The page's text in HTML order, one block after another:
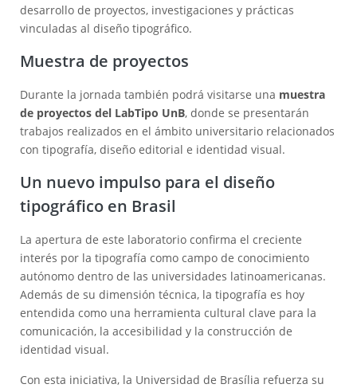
desarrollo de proyectos, investigaciones y prácticas
vinculadas al diseño tipográfico.
Muestra de proyectos
Durante la jornada también podrá visitarse una muestra
de proyectos del LabTipo UnB, donde se presentarán
trabajos realizados en el ámbito universitario relacionados
con tipografía, diseño editorial e identidad visual.
Un nuevo impulso para el diseño
tipográfico en Brasil
La apertura de este laboratorio confirma el creciente
interés por la tipografía como campo de conocimiento
autónomo dentro de las universidades latinoamericanas.
Además de su dimensión técnica, la tipografía es hoy
entendida como una herramienta cultural clave para la
comunicación, la accesibilidad y la construcción de
identidad visual.
Con esta iniciativa, la Universidad de Brasília refuerza su